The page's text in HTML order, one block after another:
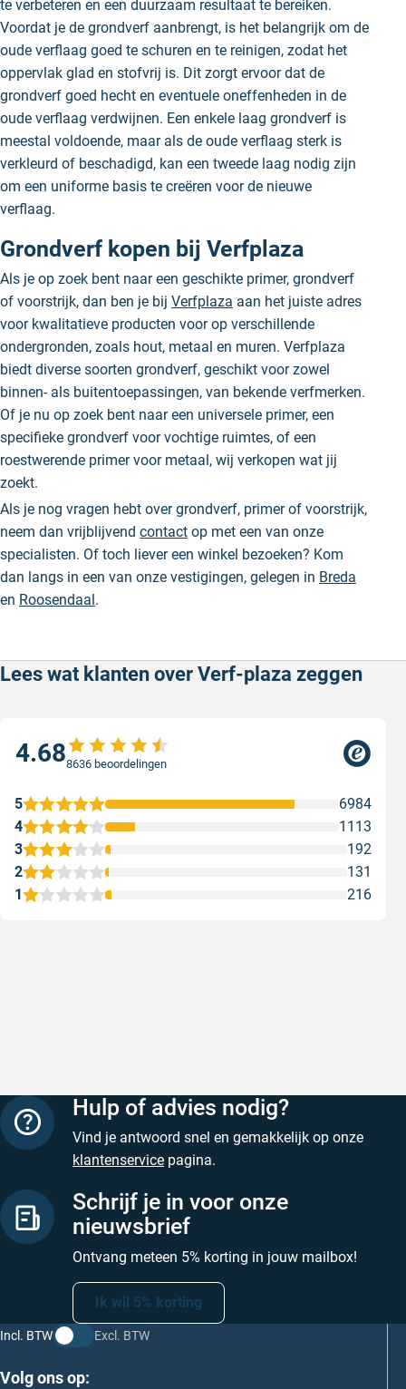
te verbeteren en een duurzaam resultaat te bereiken.
Voordat je de grondverf aanbrengt, is het belangrijk om de
oude verflaag goed te schuren en te reinigen, zodat het
oppervlak glad en stofvrij is. Dit zorgt ervoor dat de
grondverf goed hecht en eventuele oneffenheden in de
oude verflaag verdwijnen. Een enkele laag grondverf is
meestal voldoende, maar als de oude verflaag sterk is
verkleurd of beschadigd, kan een tweede laag nodig zijn
om een uniforme basis te creëren voor de nieuwe
verflaag.
Grondverf kopen bij Verfplaza
Als je op zoek bent naar een geschikte primer, grondverf
of voorstrijk, dan ben je bij Verfplaza aan het juiste adres
voor kwalitatieve producten voor op verschillende
ondergronden, zoals hout, metaal en muren. Verfplaza
biedt diverse soorten grondverf, geschikt voor zowel
binnen- als buitentoepassingen, van bekende verfmerken.
Of je nu op zoek bent naar een universele primer, een
specifieke grondverf voor vochtige ruimtes, of een
roestwerende primer voor metaal, wij verkopen wat jij
zoekt.
Als je nog vragen hebt over grondverf, primer of voorstrijk,
neem dan vrijblijvend contact op met een van onze
specialisten. Of toch liever een winkel bezoeken? Kom
dan langs in een van onze vestigingen, gelegen in Breda
en Roosendaal .
Lees wat klanten over Verf-plaza zeggen
4.688636 beoordelingen
1 216
2 131
3 192
4 1113
5 6984
Hulp of advies nodig?
Vind je antwoord snel en gemakkelijk op onze
klantenservice pagina.
Schrijf je in voor onze
nieuwsbrief
Ontvang meteen 5% korting in jouw mailbox!
Ik wil 5% korting
Incl. BTW Excl. BTW
Volg ons op: